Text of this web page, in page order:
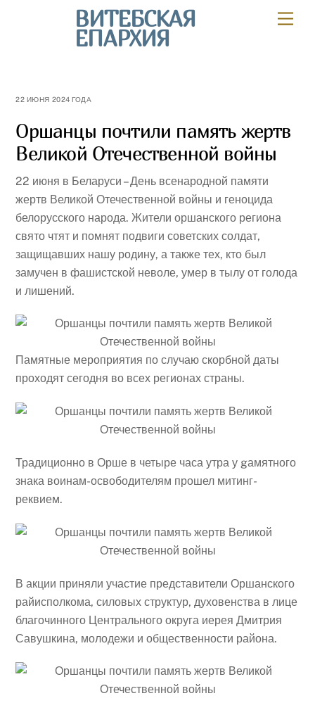
ВИТЕБСКАЯ
ЕПАРХИЯ
22 ИЮНЯ 2024 ГОДА
Оршанцы почтили память жертв
Великой Отечественной войны
22 июня в Беларуси – День всенародной памяти
жертв Великой Отечественной войны и геноцида
белорусского народа. Жители оршанского региона
свято чтят и помнят подвиги советских солдат,
защищавших нашу родину, а также тех, кто был
замучен в фашистской неволе, умер в тылу от голода
и лишений.
Памятные мероприятия по случаю скорбной даты
проходят сегодня во всех регионах страны.
Традиционно в Орше в четыре часа утра у gамятного
знака воинам-освободителям прошел митинг-
реквием.
В акции приняли участие представители Оршанского
райисполкома, силовых структур, духовенства в лице
благочинного Центрального округа иерея Дмитрия
Савушкина, молодежи и общественности района.